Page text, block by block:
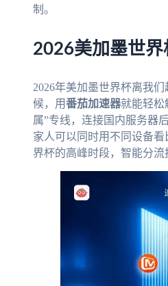
制。
2026美加墨世
2026年美加墨世界杯离我
候，用番茄加速器就能轻松
属”专线，连接国内服务器
家人可以同时用不同设备
界杯的高峰时段，智能分流